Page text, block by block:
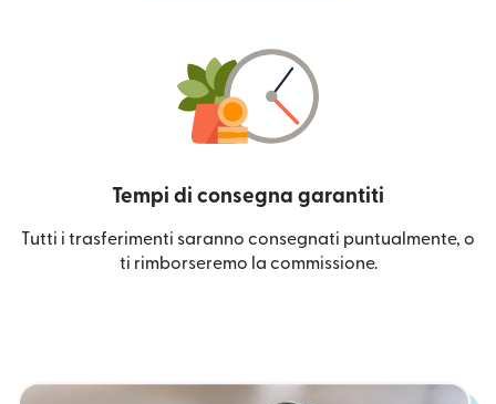
Tempi di consegna garantiti
Tutti i trasferimenti saranno consegnati puntualmente, o
ti rimborseremo la commissione.